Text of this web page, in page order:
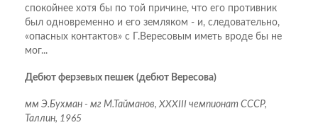
спокойнее хотя бы по той причине, что его противник
был одновременно и его земляком - и, следовательно,
«опасных контактов» с Г.Вересовым иметь вроде бы не
мог...
Дебют ферзевых пешек (дебют Вересова)
мм Э.Бухман - мг М.Тайманов, XXXIII чемпионат СССР,
Таллин, 1965